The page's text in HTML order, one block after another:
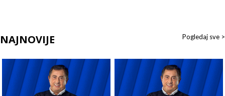
NAJNOVIJE Pogledaj sve >